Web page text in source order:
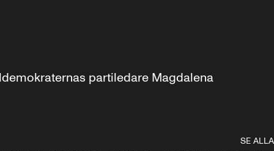
partiledare Magdalena
SE ALLA